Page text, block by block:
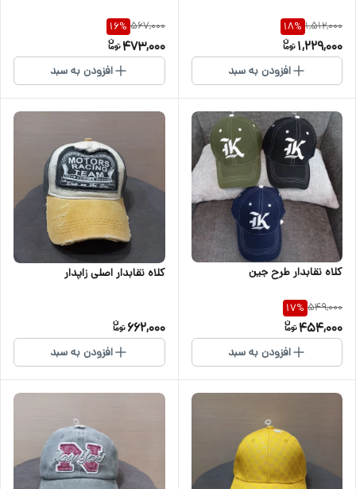
1,512,000
18%
1,229,000
افزودن به سبد
567,000
16%
473,000
افزودن به سبد
کلاه نقابدار طرح جین
549,000
17%
454,000
افزودن به سبد
کلاه نقابدار اصلی زاپدار
662,000
افزودن به سبد